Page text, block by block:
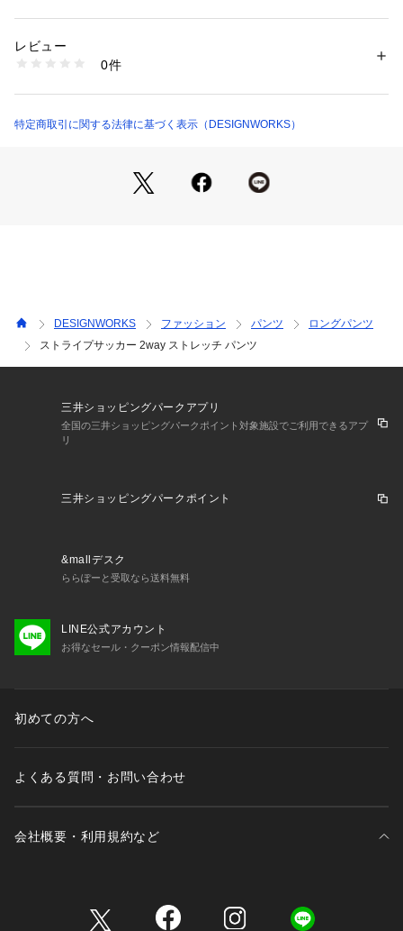
2方向にストレッチの効くサッカー素材。
ポリ素材なのでシワになりにくく、清涼感のある素材です。
カジュアルもビジネスも幅広く対応可能なパンツです。
素材：ポリエステル95% ポリウレタン5%
洗濯：手洗い可
※詳しい洗濯方法については、商品の品質表示タグをご覧ください
00448053001 （ショップ）
レビュー
0件
特定商取引に関する法律に基づく表示（DESIGNWORKS）
DESIGNWORKS ファッション パンツ
ロングパンツ
ストライプサッカー 2way ストレッチ パンツ
三井ショッピングパークアプリ
全国の三井ショッピングパークポイント対象施設でご利用できるアプ
リ
三井ショッピングパークポイント
&mallデスク
ららぽーと受取なら送料無料
LINE公式アカウント
お得なセール・クーポン情報配信中
初めての方へ
よくある質問・お問い合わせ
会社概要・利用規約など